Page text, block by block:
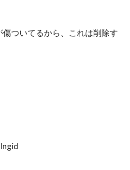
ついてるから、これは削除す